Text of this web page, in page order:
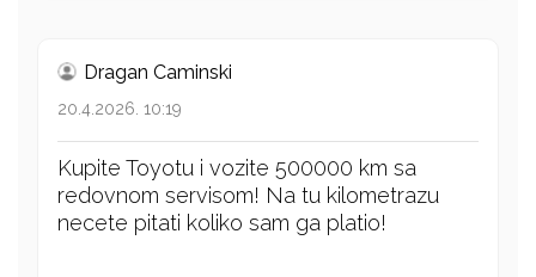
Dragan Caminski
20.4.2026. 10:19
Kupite Toyotu i vozite 500000 km sa
redovnom servisom! Na tu kilometrazu
necete pitati koliko sam ga platio!